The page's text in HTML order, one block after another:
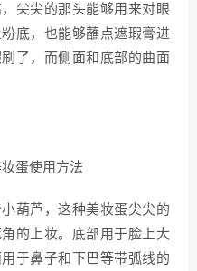
尖尖的那头能够用来对眼
底，也能够蘸点遮瑕膏进
了，而侧面和底部的曲面
葫芦，这种美妆蛋尖尖的
的上妆。底部用于脸上大
于鼻子和下巴等带弧线的